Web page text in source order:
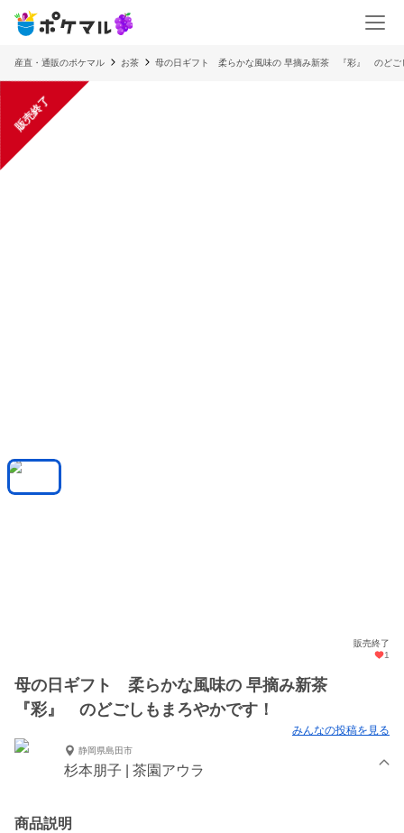
産直・通販のポケマル お茶 母の日ギフト 柔らかな風味の 早摘み新茶 『彩』 のどご
販売終了
販売終了
1
母の日ギフト 柔らかな風味の 早摘み新茶
『彩』 のどごしもまろやかです！
みんなの投稿を見る
静岡県島田市
杉本朋子 | 茶園アウラ
商品説明